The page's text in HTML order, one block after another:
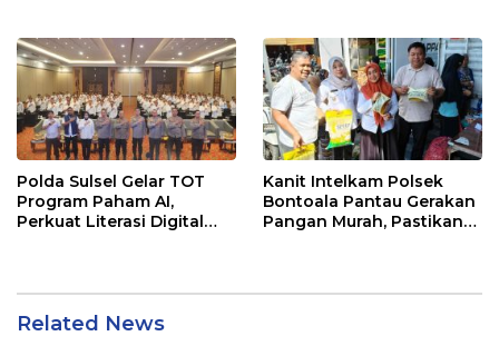
Polda Sulsel Gelar TOT
Program Paham AI,
Perkuat Literasi Digital
Kanit Intelkam Polsek
Bontoala Pantau Gerakan
Pangan Murah, Pastikan
Related News